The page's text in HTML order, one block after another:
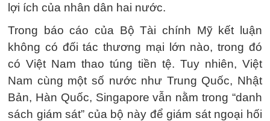
lợi ích của nhân dân hai nước.
Trong báo cáo của Bộ Tài chính Mỹ kết luận
không có đối tác thương mại lớn nào, trong đó
có Việt Nam thao túng tiền tệ. Tuy nhiên, Việt
Nam cùng một số nước như Trung Quốc, Nhật
Bản, Hàn Quốc, Singapore vẫn nằm trong “danh
sách giám sát” của bộ này để giám sát ngoại hối